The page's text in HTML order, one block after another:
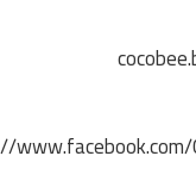
www.facebook.com/